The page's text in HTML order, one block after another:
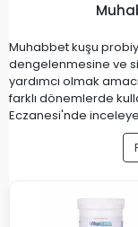
Muhabbet kuşu
dengelenmesine ve
yardımcı olmak
farklı dönemlerde
Eczanesi'nde